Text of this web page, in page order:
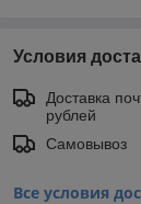
Условия
Доставка
рублей
Самовывоз
Все условия